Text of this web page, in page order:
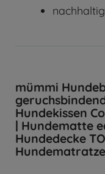
mümmi
Hundekissen
| Hundematte
Hundedecke